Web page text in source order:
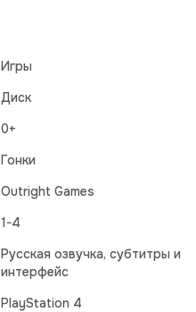
Игры
Диск
0+
Гонки
Outright Games
1-4
Русская озвучка, субтитры и
интерфейс
PlayStation 4